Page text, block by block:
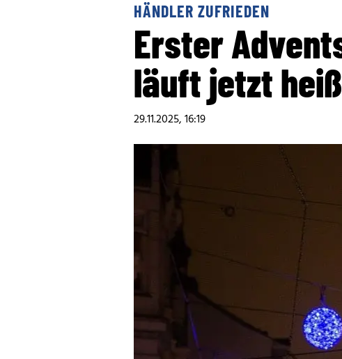
HÄNDLER ZUFRIEDEN
Erster
läuft jetzt heiß
29.11.2025, 16:19